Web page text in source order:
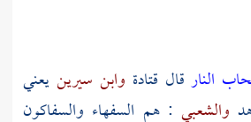
النار قال قتادة وابن سيرين يعني
والشعبي : هم السفهاء والسفاكون